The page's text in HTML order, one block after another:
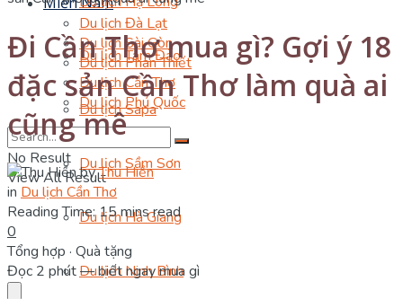
Du lịch Đà Lạt
Du lịch Sài Gòn
Du lịch Phan Thiết
Du lịch Cần Thơ
Du lịch Phú Quốc
No Result
View All Result
Du lịch Tam Đảo
Du lịch Sapa
Du lịch Sầm Sơn
Du lịch Hà Giang
Du lịch Ninh Bình
Đi Cần Thơ mua gì? Gợi ý 18
đặc sản Cần Thơ làm quà ai
cũng mê
byThu Hiền
in Du lịch Cần Thơ
Reading Time: 15 mins read
0
Tổng hợp · Quà tặng
Đọc 2 phút — biết ngay mua gì